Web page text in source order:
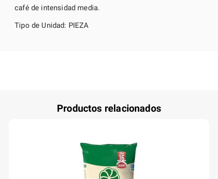
café de intensidad media.
Tipo de Unidad: PIEZA
Productos relacionados